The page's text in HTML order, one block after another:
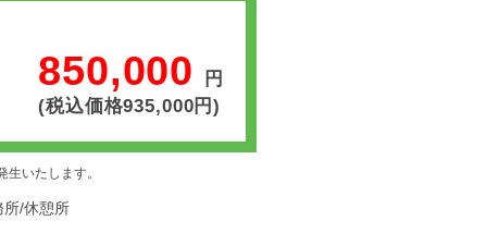
850,000
円
(税込価格935,000円)
いたします。
所/休憩所